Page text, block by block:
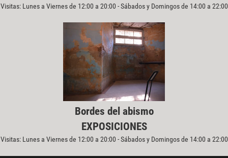
Visitas: Lunes a Viernes de 12:00 a 20:00 - Sábados y Domingos de 14:00 a 22:00
Bordes del abismo
EXPOSICIONES
Visitas: Lunes a Viernes de 12:00 a 20:00 - Sábados y Domingos de 14:00 a 22:00